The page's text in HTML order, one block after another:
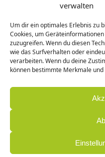
verwalten
Um dir ein optimales Erlebnis zu
Cookies, um
zuzugreifen. Wenn du diesen
wie das Surfverhalten oder
verarbeiten. Wenn du deine
können bestimmte Merkmale
Bei Interesse an den
Newsletteranmelden!
Design / Programmierung: